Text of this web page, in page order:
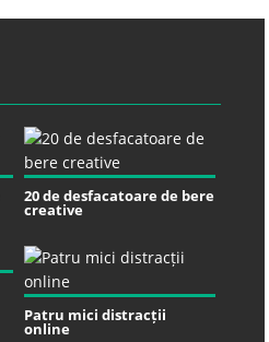
20 de desfacatoare de bere
creative
Patru mici distracții
online